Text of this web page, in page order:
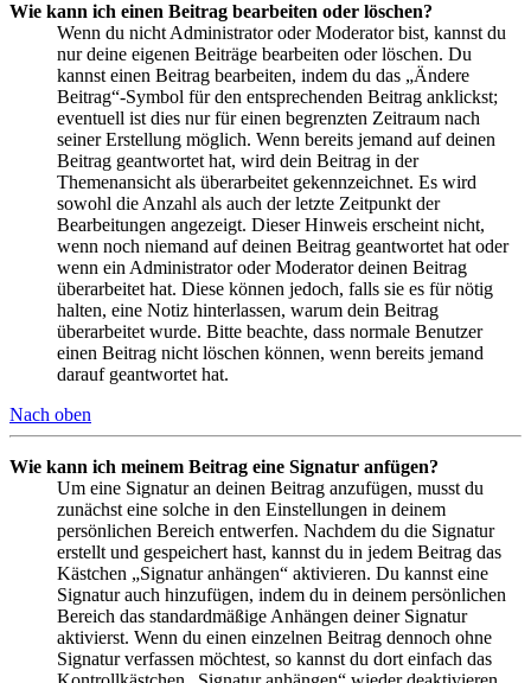
Wie kann ich einen Beitrag bearbeiten oder löschen?
Wenn du nicht Administrator oder Moderator bist, kannst du
nur deine eigenen Beiträge bearbeiten oder löschen. Du
kannst einen Beitrag bearbeiten, indem du das „Ändere
Beitrag“-Symbol für den entsprechenden Beitrag anklickst;
eventuell ist dies nur für einen begrenzten Zeitraum nach
seiner Erstellung möglich. Wenn bereits jemand auf deinen
Beitrag geantwortet hat, wird dein Beitrag in der
Themenansicht als überarbeitet gekennzeichnet. Es wird
sowohl die Anzahl als auch der letzte Zeitpunkt der
Bearbeitungen angezeigt. Dieser Hinweis erscheint nicht,
wenn noch niemand auf deinen Beitrag geantwortet hat oder
wenn ein Administrator oder Moderator deinen Beitrag
überarbeitet hat. Diese können jedoch, falls sie es für nötig
halten, eine Notiz hinterlassen, warum dein Beitrag
überarbeitet wurde. Bitte beachte, dass normale Benutzer
einen Beitrag nicht löschen können, wenn bereits jemand
darauf geantwortet hat.
Nach oben
Wie kann ich meinem Beitrag eine Signatur anfügen?
Um eine Signatur an deinen Beitrag anzufügen, musst du
zunächst eine solche in den Einstellungen in deinem
persönlichen Bereich entwerfen. Nachdem du die Signatur
erstellt und gespeichert hast, kannst du in jedem Beitrag das
Kästchen „Signatur anhängen“ aktivieren. Du kannst eine
Signatur auch hinzufügen, indem du in deinem persönlichen
Bereich das standardmäßige Anhängen deiner Signatur
aktivierst. Wenn du einen einzelnen Beitrag dennoch ohne
Signatur verfassen möchtest, so kannst du dort einfach das